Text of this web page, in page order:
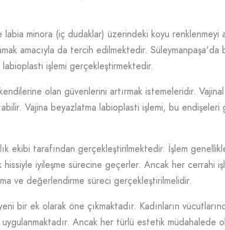
minora (iç dudaklar) üzerindeki koyu renklenmeyi
amacıyla da tercih edilmektedir. Süleymanpaşa'da
işlemi gerçekleştirmektedir.
olan güvenlerini artırmak istemeleridir.
Vajina beyazlatma labioplasti işlemi, bu endişeleri
ekibi tarafından gerçekleştirilmektedir. İşlem
hissiyle iyileşme sürecine geçerler. Ancak her cerrahi
ve değerlendirme süreci gerçekleştirilmelidir.
bir ek olarak öne çıkmaktadır. Kadınların
Ancak her türlü estetik müdahalede